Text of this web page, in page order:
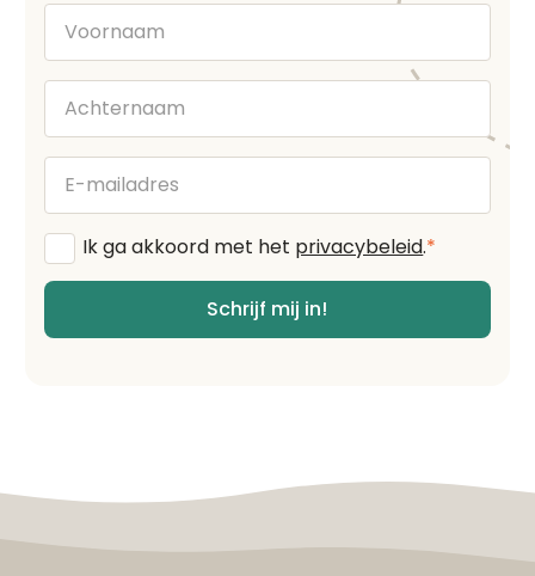
Voornaam
Achternaam
E-
mailadres
Algemene
voorwaarden*
Ik ga akkoord met het privacybeleid.*
Schrijf mij in!